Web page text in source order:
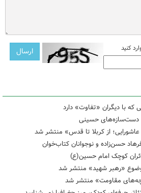
کنید
که با دیگران «تفاوت» دارد
از کربلا تا قدس» منتشر شد
حسن‌زاده و نوجوانان کتاب‌خوان
کوچک امام حسین(ع)
موضوع «رهبر شهید» منتشر شد
مقاومت» منتشر شد